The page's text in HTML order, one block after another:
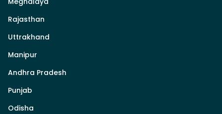
Rajasthan
Uttrakhand
Manipur
Andhra Pradesh
Punjab
Odisha